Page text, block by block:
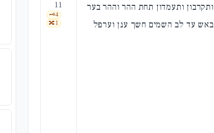
11
🗝️4
🔀1
ותקרבון ותעמדון תחת ההר וההר בער
באש עד לב השמים חשך ענן וערפל